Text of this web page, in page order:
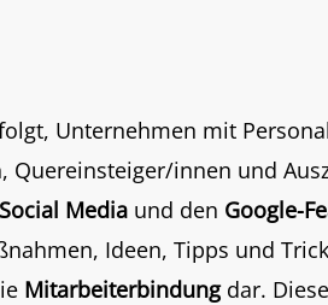
Unternehmen mit
Quereinsteiger/innen und
Social Media und den Google-
Ideen, Tipps und
Mitarbeiterbindungdar.